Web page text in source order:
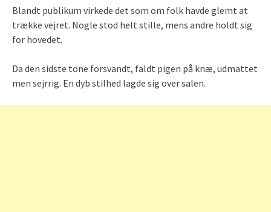
Blandt publikum virkede det som om folk havde glemt at
trække vejret. Nogle stod helt stille, mens andre holdt sig
for hovedet.
Da den sidste tone forsvandt, faldt pigen på knæ, udmattet
men sejrrig. En dyb stilhed lagde sig over salen.